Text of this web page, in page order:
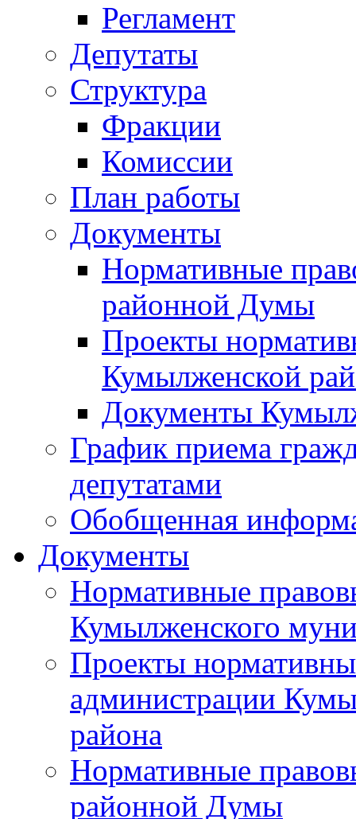
Регламент
Депутаты
Структура
Фракции
Комиссии
План работы
Документы
Нормативные
районной Думы
Проекты
Кумылженской
Документы
График приема
депутатами
Обобщенная
Документы
Нормативные
Кумылженского
Проекты
администрации
района
Нормативные
районной Думы